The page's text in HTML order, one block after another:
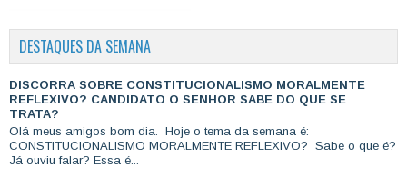
DESTAQUES DA SEMANA
DISCORRA SOBRE CONSTITUCIONALISMO MORALMENTE
REFLEXIVO? CANDIDATO O SENHOR SABE DO QUE SE
TRATA?
Olá meus amigos bom dia. Hoje o tema da semana é:
CONSTITUCIONALISMO MORALMENTE REFLEXIVO? Sabe o que é?
Já ouviu falar? Essa é...